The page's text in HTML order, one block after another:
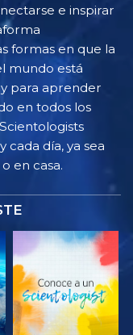
e inspirar
formas en que la
mundo está
para aprender
en todos los
cada día, ya sea
en casa.